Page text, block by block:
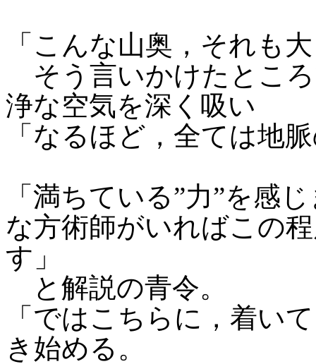
「こんな山奥，それも
そう言いかけたとこ
浄な空気を深く吸い
「なるほど，全ては地
「満ちている”力”を感
な方術師がいればこの
す」
と解説の青令。
「ではこちらに，着い
き始める。